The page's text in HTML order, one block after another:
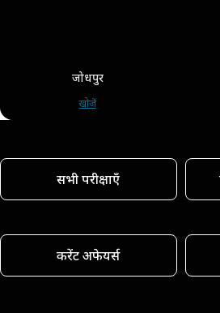
जोधपुर
खोजें
सभी परीक्षाएँ
करेंट अफेयर्स